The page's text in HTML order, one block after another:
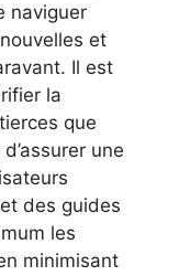
naviguer
et
Il est
la
que
une
des guides
les
minimisant